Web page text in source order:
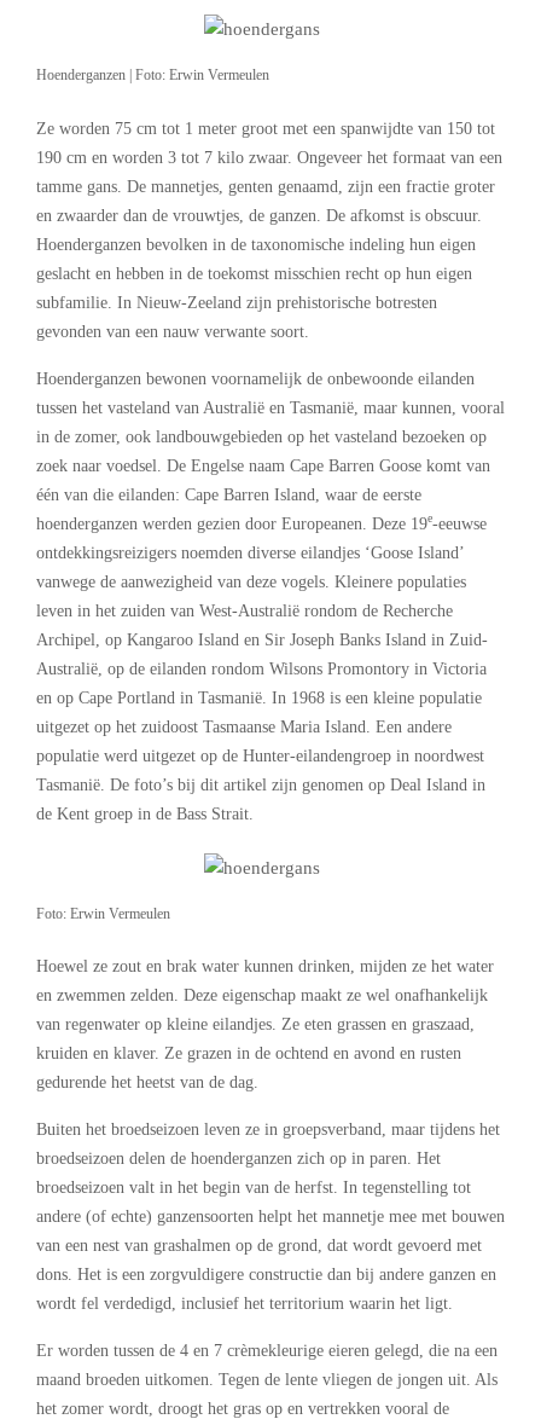
Hoenderganzen | Foto: Erwin Vermeulen
Ze worden 75 cm tot 1 meter groot met een spanwijdte van 150 tot
190 cm en worden 3 tot 7 kilo zwaar. Ongeveer het formaat van een
tamme gans. De mannetjes, genten genaamd, zijn een fractie groter
en zwaarder dan de vrouwtjes, de ganzen. De afkomst is obscuur.
Hoenderganzen bevolken in de taxonomische indeling hun eigen
geslacht en hebben in de toekomst misschien recht op hun eigen
subfamilie. In Nieuw-Zeeland zijn prehistorische botresten
gevonden van een nauw verwante soort.
Hoenderganzen bewonen voornamelijk de onbewoonde eilanden
tussen het vasteland van Australië en Tasmanië, maar kunnen, vooral
in de zomer, ook landbouwgebieden op het vasteland bezoeken op
zoek naar voedsel. De Engelse naam Cape Barren Goose komt van
één van die eilanden: Cape Barren Island, waar de eerste
hoenderganzen werden gezien door Europeanen. Deze 19e-eeuwse
ontdekkingsreizigers noemden diverse eilandjes ‘Goose Island’
vanwege de aanwezigheid van deze vogels. Kleinere populaties
leven in het zuiden van West-Australië rondom de Recherche
Archipel, op Kangaroo Island en Sir Joseph Banks Island in Zuid-
Australië, op de eilanden rondom Wilsons Promontory in Victoria
en op Cape Portland in Tasmanië. In 1968 is een kleine populatie
uitgezet op het zuidoost Tasmaanse Maria Island. Een andere
populatie werd uitgezet op de Hunter-eilandengroep in noordwest
Tasmanië. De foto’s bij dit artikel zijn genomen op Deal Island in
de Kent groep in de Bass Strait.
Foto: Erwin Vermeulen
Hoewel ze zout en brak water kunnen drinken, mijden ze het water
en zwemmen zelden. Deze eigenschap maakt ze wel onafhankelijk
van regenwater op kleine eilandjes. Ze eten grassen en graszaad,
kruiden en klaver. Ze grazen in de ochtend en avond en rusten
gedurende het heetst van de dag.
Buiten het broedseizoen leven ze in groepsverband, maar tijdens het
broedseizoen delen de hoenderganzen zich op in paren. Het
broedseizoen valt in het begin van de herfst. In tegenstelling tot
andere (of echte) ganzensoorten helpt het mannetje mee met bouwen
van een nest van grashalmen op de grond, dat wordt gevoerd met
dons. Het is een zorgvuldigere constructie dan bij andere ganzen en
wordt fel verdedigd, inclusief het territorium waarin het ligt.
Er worden tussen de 4 en 7 crèmekleurige eieren gelegd, die na een
maand broeden uitkomen. Tegen de lente vliegen de jongen uit. Als
het zomer wordt, droogt het gras op en vertrekken vooral de